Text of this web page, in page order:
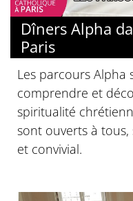
Dîners Alpha
Paris
Les parcours
comprendre et
spiritualité
sont ouverts à
et convivial.